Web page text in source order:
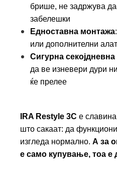
брише, не задржува
забелешки
Едноставна монтажа
или дополнителни
Сигурна
да ве изневери дури
ќе прелее
IRA Restyle 3C е
што сакаат: да
изгледа нормално. А за
е само купување, тоа е